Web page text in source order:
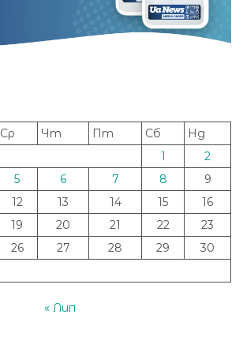
Ср Чт Пт Сб
Нд
1
2
5 6 7 8
9
12 13 14 15
16
19 20 21 22
23
26 27 28 29
30
« Лип